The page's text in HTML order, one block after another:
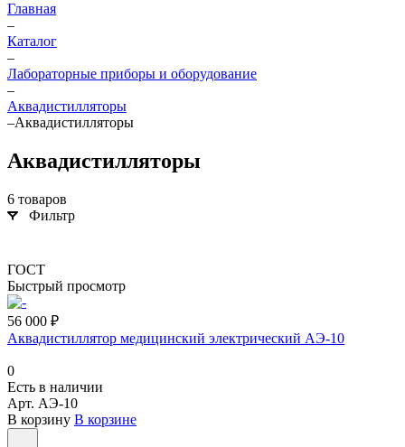
Главная
–
Каталог
–
Лабораторные приборы и оборудование
–
Аквадистилляторы
–Аквадистилляторы
Аквадистилляторы
6 товаров
Фильтр
ГОСТ
Быстрый просмотр
56 000 ₽
Аквадистиллятор медицинский электрический АЭ-10
0
Есть в наличии
Арт. АЭ-10
В корзину В корзине